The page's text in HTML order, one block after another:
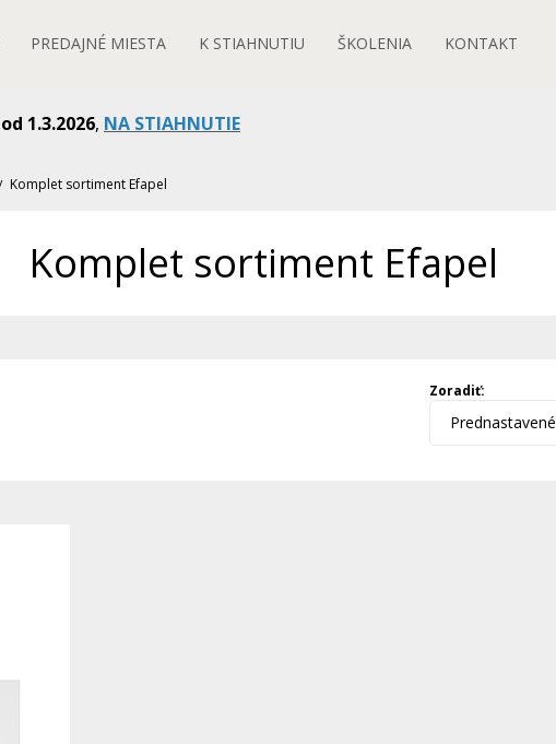
PREDAJNÉ MIESTA K STIAHNUTIU ŠKOLENIA KONTAKT
1.3.2026, NA STIAHNUTIE
Komplet sortiment Efapel
Komplet sortiment Efapel
Zoradiť:
Prednastavené